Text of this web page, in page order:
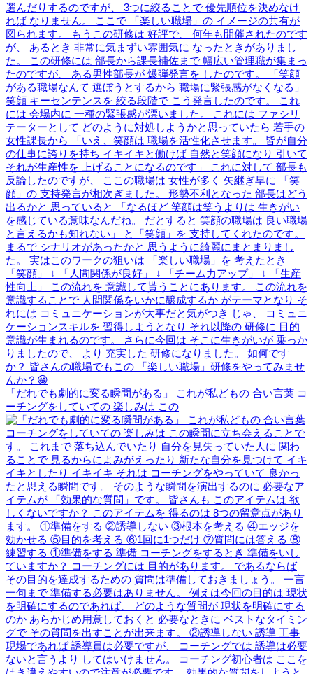
「だれでも劇的に変る瞬間がある」 これが私どもの 合い言葉 コ
ーチングをしていての 楽しみは この